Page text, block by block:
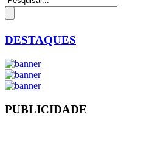
DESTAQUES
PUBLICIDADE